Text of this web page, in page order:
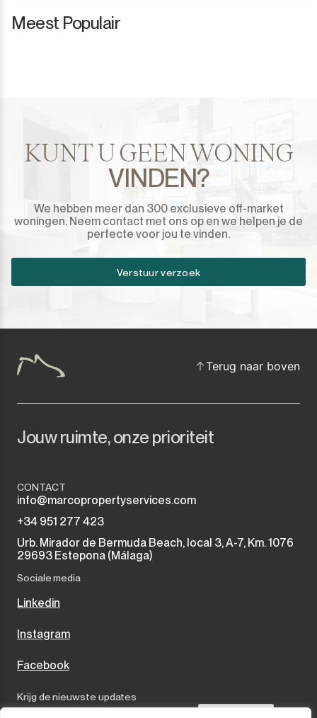
Meest Populair
KUNT U GEEN WONING
VINDEN?
We hebben meer dan 300 exclusieve off-market
woningen. Neem contact met ons op en we helpen je de
perfecte voor jou te vinden.
Verstuur verzoek
Terug naar boven
Jouw ruimte, onze prioriteit
CONTACT
info@marcopropertyservices.com
+34 951 277 423
Urb. Mirador de Bermuda Beach, local 3, A-7, Km. 1076
29693 Estepona (Málaga)
Sociale media
Linkedin
Instagram
Facebook
Krijg de nieuwste updates